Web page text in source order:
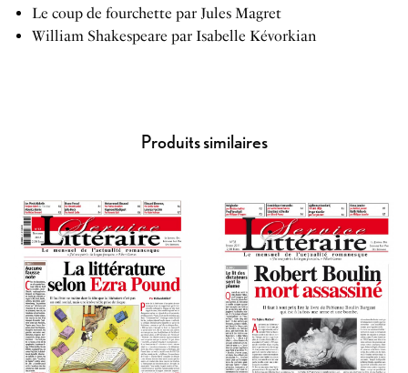
Le coup de fourchette par Jules Magret
William Shakespeare par Isabelle Kévorkian
Produits similaires